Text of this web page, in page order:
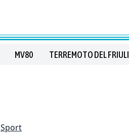
MV80 TERREMOTO DEL FRIULI
Sport